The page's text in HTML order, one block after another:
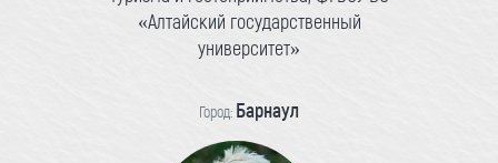
«Алтайский государственный
университет»
Город: Барнаул